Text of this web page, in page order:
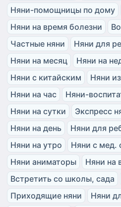
Няни-помощницы по дому
Няни на время болезни
Частные няни
Няни для
Няни на месяц
Няни на
Няни с китайским
Няни
Няни на час
Няни-
Няни на сутки
Экспресс
Няни на день
Няни для
Няни на утро
Няни с мед.
Няни аниматоры
Няни на
Встретить со школы, сада
Приходящие няни
Няни